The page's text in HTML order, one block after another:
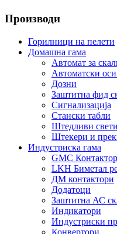
Производи
Горилници на пелети
Домашна гама
Автомат за
Автоматски
Дозни
Заштитна фид
Сигнализација
Стански табли
Штедливи
Штекери и
Индустриска гама
GMC Контактор
LKH Биметал
ДМ контактори
Додатоци
Заштитна АС
Индикатори
Индустриски
Конвертори